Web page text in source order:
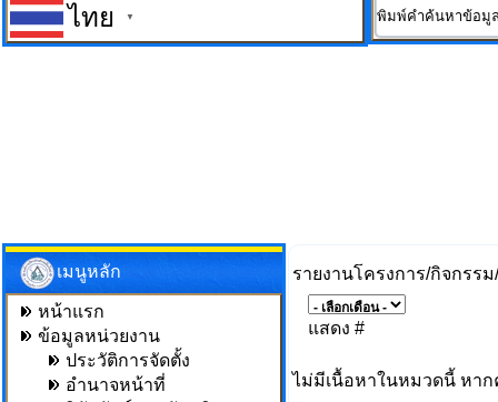
ไทย ▼
เมนูหลัก
หน้าแรก
ข้อมูลหน่วยงาน
ประวัติการจัดตั้ง
อำนาจหน้าที่
รายงานโครงการ/กิจกรร
แสดง #
ไม่มีเนื้อหาในหมวดนี้ หา